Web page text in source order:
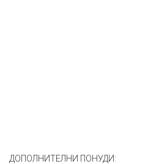
ДОПОЛНИТЕЛНИ ПОНУДИ: